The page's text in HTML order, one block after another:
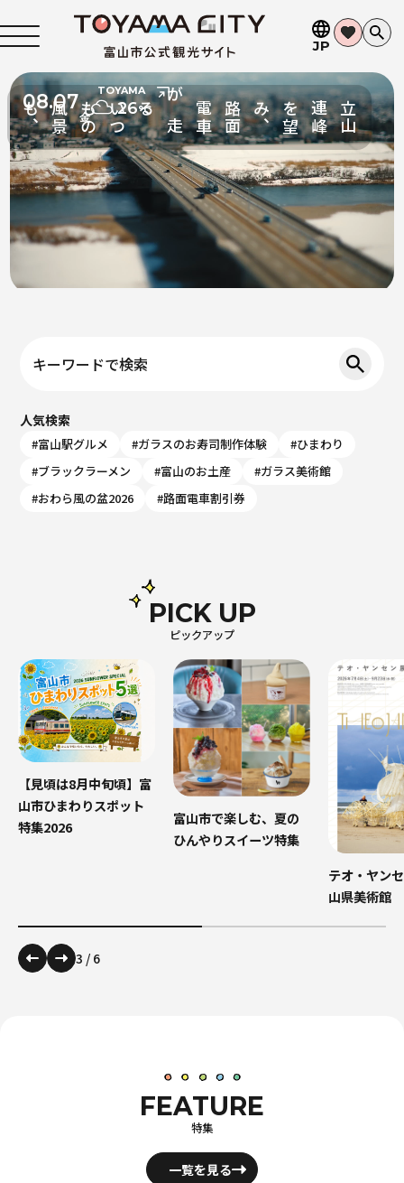
JP
富
山
湾
の
恵
み
を
味
わ
う
寿
司
や
長
く
受
け
継
が
れ
て
き
た
ま
す
寿
し
も
。
08.07 TOYAMA
26°C
キーワードで検索
人気検索
#富山駅グルメ #ガラスのお寿司制作体験
#ひまわり
#ブラックラーメン
#富山のお土産
#ガラス美術館
#おわら風の盆2026
#路面電車割引券
ピックアップ
PICK UP
【見頃は8月中旬頃】富
山市ひまわりスポット
特集2026
富山市で楽しむ、夏の
ひんやりスイーツ特集
テオ・ヤン
山県美術館
3 / 6
特集
FEATURE
一覧を見る